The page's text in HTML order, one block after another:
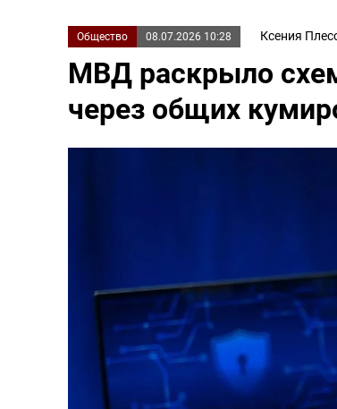
Общество 08.07.2026 10:28 Ксения
МВД раскрыло
через общих